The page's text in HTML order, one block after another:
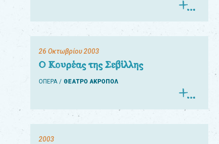
26 Οκτωβρίου 2003
Ο Κουρέας της Σεβίλλης
ΟΠΕΡΑ ΘΕΑΤΡΟ ΑΚΡΟΠΟΛ
2003